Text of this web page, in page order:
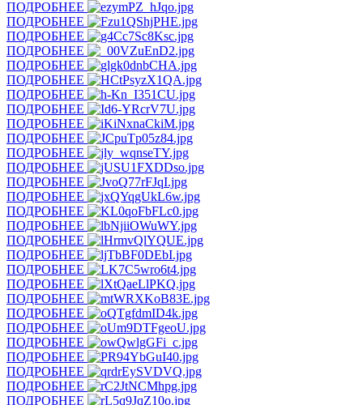
ПОДРОБНЕЕ
ПОДРОБНЕЕ
ПОДРОБНЕЕ
ПОДРОБНЕЕ
ПОДРОБНЕЕ
ПОДРОБНЕЕ
ПОДРОБНЕЕ
ПОДРОБНЕЕ
ПОДРОБНЕЕ
ПОДРОБНЕЕ
ПОДРОБНЕЕ
ПОДРОБНЕЕ
ПОДРОБНЕЕ
ПОДРОБНЕЕ
ПОДРОБНЕЕ
ПОДРОБНЕЕ
ПОДРОБНЕЕ
ПОДРОБНЕЕ
ПОДРОБНЕЕ
ПОДРОБНЕЕ
ПОДРОБНЕЕ
ПОДРОБНЕЕ
ПОДРОБНЕЕ
ПОДРОБНЕЕ
ПОДРОБНЕЕ
ПОДРОБНЕЕ
ПОДРОБНЕЕ
ПОДРОБНЕЕ